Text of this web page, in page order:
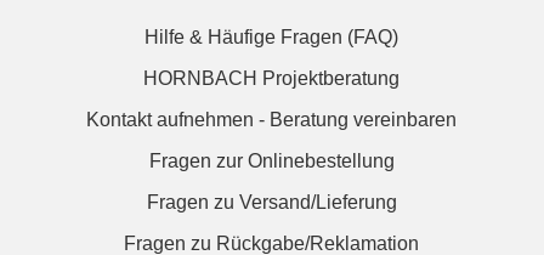
Hilfe & Häufige Fragen (FAQ)
HORNBACH Projektberatung
Kontakt aufnehmen - Beratung vereinbaren
Fragen zur Onlinebestellung
Fragen zu Versand/Lieferung
Fragen zu Rückgabe/Reklamation